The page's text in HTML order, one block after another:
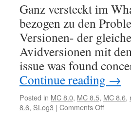
Ganz versteckt im
bezogen zu den
Versionen- der
Avidversionen mit
issue was found
Continue reading →
Posted in MC 8.0, MC 8.5, MC 8.6,
8.6, SLog3 | Comments Offon